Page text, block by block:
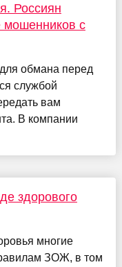
Россиян
мошенников с
обмана перед
службой
вам
В компании
здорового
многие
ЗОЖ, в том